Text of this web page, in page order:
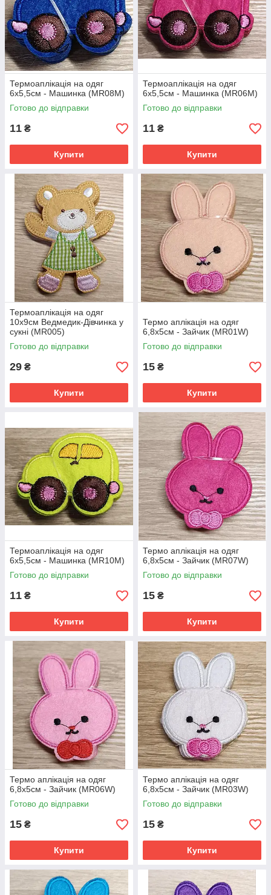
Термоаплікація на одяг
6х5,5см - Машинка (MR08М)
Готово до відправки
11 ₴
Купити
Термоаплікація на одяг
6х5,5см - Машинка (MR06М)
Готово до відправки
11 ₴
Купити
Термоаплікація на одяг
10х9см Ведмедик-Дівчинка у
сукні (MR005)
Готово до відправки
29 ₴
Купити
Термо аплікація на одяг
6,8х5см - Зайчик (MR01W)
Готово до відправки
15 ₴
Купити
Термоаплікація на одяг
6х5,5см - Машинка (MR10М)
Готово до відправки
11 ₴
Купити
Термо аплікація на одяг
6,8х5см - Зайчик (MR07W)
Готово до відправки
15 ₴
Купити
Термо аплікація на одяг
6,8х5см - Зайчик (MR06W)
Готово до відправки
15 ₴
Купити
Термо аплікація на одяг
6,8х5см - Зайчик (MR03W)
Готово до відправки
15 ₴
Купити